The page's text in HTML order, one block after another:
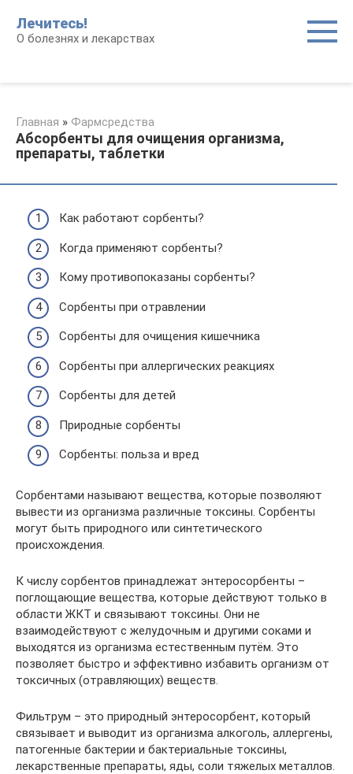
контенту
Лечитесь!
О болезнях и лекарствах
Главная » Фармсредства
Абсорбенты для очищения организма,
препараты, таблетки
Как работают сорбенты?
Когда применяют сорбенты?
Кому противопоказаны сорбенты?
Сорбенты при отравлении
Сорбенты для очищения кишечника
Сорбенты при аллергических реакциях
Сорбенты для детей
Природные сорбенты
Сорбенты: польза и вред
Сорбентами называют вещества, которые позволяют
вывести из организма различные токсины. Сорбенты
могут быть природного или синтетического
происхождения.
К числу сорбентов принадлежат энтеросорбенты –
поглощающие вещества, которые действуют только в
области ЖКТ и связывают токсины. Они не
взаимодействуют с желудочным и другими соками и
выходятся из организма естественным путём. Это
позволяет быстро и эффективно избавить организм от
токсичных (отравляющих) веществ.
Фильтрум – это природный энтеросорбент, который
связывает и выводит из организма алкоголь, аллергены,
патогенные бактерии и бактериальные токсины,
лекарственные препараты, яды, соли тяжелых металлов.